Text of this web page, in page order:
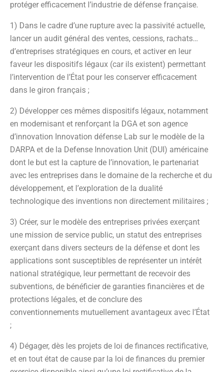
protéger efficacement l’industrie de défense française.
1) Dans le cadre d’une rupture avec la passivité actuelle,
lancer un audit général des ventes, cessions, rachats…
d’entreprises stratégiques en cours, et activer en leur
faveur les dispositifs légaux (car ils existent) permettant
l’intervention de l’État pour les conserver efficacement
dans le giron français ;
2) Développer ces mêmes dispositifs légaux, notamment
en modernisant et renforçant la DGA et son agence
d’innovation Innovation défense Lab sur le modèle de la
DARPA et de la Defense Innovation Unit (DUI) américaine
dont le but est la capture de l’innovation, le partenariat
avec les entreprises dans le domaine de la recherche et du
développement, et l’exploration de la dualité
technologique des inventions non directement militaires ;
3) Créer, sur le modèle des entreprises privées exerçant
une mission de service public, un statut des entreprises
exerçant dans divers secteurs de la défense et dont les
applications sont susceptibles de représenter un intérêt
national stratégique, leur permettant de recevoir des
subventions, de bénéficier de garanties financières et de
protections légales, et de conclure des
conventionnements mutuellement avantageux avec l’État
;
4) Dégager, dès les projets de loi de finances rectificative,
et en tout état de cause par la loi de finances du premier